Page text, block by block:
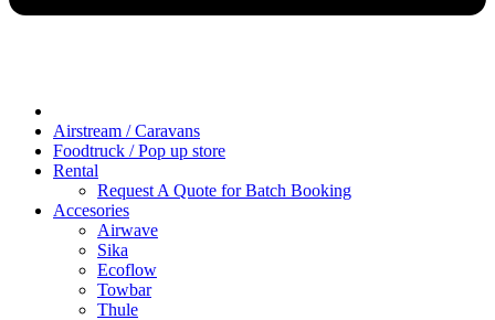
Airstream / Caravans
Foodtruck / Pop up store
Rental
Request A Quote for Batch Booking
Accesories
Airwave
Sika
Ecoflow
Towbar
Thule